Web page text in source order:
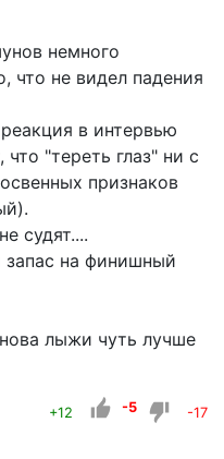
немного
что не видел падения
в интервью
"тереть глаз" ни с
признаков
судят....
на финишный
лыжи чуть лучше
+12 -5 -17